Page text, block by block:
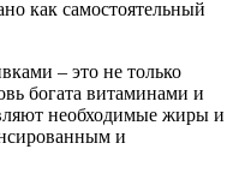
как самостоятельный
– это не только
богата витаминами и
необходимые жиры и
и